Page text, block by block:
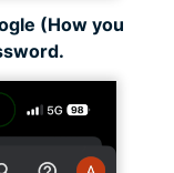
(How you